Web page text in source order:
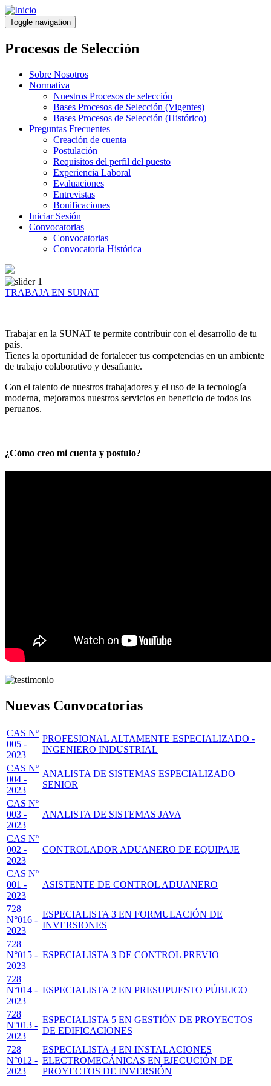
Pasar
al
contenido
principal
Toggle navigation
Procesos de Selección
Sobre Nosotros
Normativa
Nuestros Procesos de selección
Bases Procesos de Selección (Vigentes)
Bases Procesos de Selección (Histórico)
Preguntas Frecuentes
Creación de cuenta
Postulación
Requisitos del perfil del puesto
Experiencia Laboral
Evaluaciones
Entrevistas
Bonificaciones
Iniciar Sesión
Convocatorias
Convocatorias
Convocatoria Histórica
TRABAJA EN SUNAT
Trabajar en la SUNAT te permite contribuir con el desarrollo de tu
país.
Tienes la oportunidad de fortalecer tus competencias en un ambiente
de trabajo colaborativo y desafiante.
Con el talento de nuestros trabajadores y el uso de la tecnología
moderna, mejoramos nuestros servicios en beneficio de todos los
peruanos.
¿Cómo creo mi cuenta y postulo?
Nuevas Convocatorias
CAS Nº
005 -
2023
PROFESIONAL ALTAMENTE ESPECIALIZADO -
INGENIERO INDUSTRIAL
CAS Nº
004 -
2023
ANALISTA DE SISTEMAS ESPECIALIZADO
SENIOR
CAS Nº
003 -
2023
ANALISTA DE SISTEMAS JAVA
CAS Nº
002 -
2023
CONTROLADOR ADUANERO DE EQUIPAJE
CAS Nº
001 -
2023
ASISTENTE DE CONTROL ADUANERO
728
N°016 -
2023
ESPECIALISTA 3 EN FORMULACIÓN DE
INVERSIONES
728
N°015 -
2023
ESPECIALISTA 3 DE CONTROL PREVIO
728
N°014 -
2023
ESPECIALISTA 2 EN PRESUPUESTO PÚBLICO
728
N°013 -
2023
ESPECIALISTA 5 EN GESTIÓN DE PROYECTOS
DE EDIFICACIONES
728
N°012 -
2023
ESPECIALISTA 4 EN INSTALACIONES
ELECTROMECÁNICAS EN EJECUCIÓN DE
PROYECTOS DE INVERSIÓN